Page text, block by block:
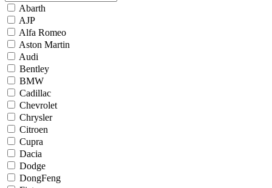
Abarth
AJP
Alfa Romeo
Aston Martin
Audi
Bentley
BMW
Cadillac
Chevrolet
Chrysler
Citroen
Cupra
Dacia
Dodge
DongFeng